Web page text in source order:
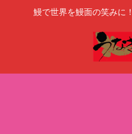
鰻で世界を鰻面の笑みに